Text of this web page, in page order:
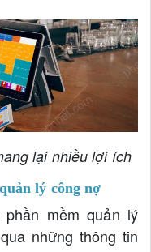
lại nhiều lợi ích
lý công nợ
mềm quản lý
những thông tin